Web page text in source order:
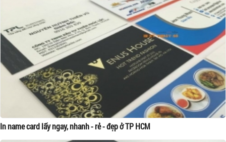
In name card lấy ngay, nhanh - rẻ - đẹp ở TP HCM